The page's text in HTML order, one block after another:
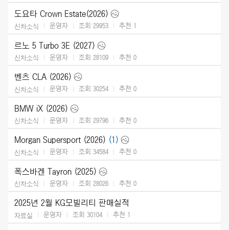
도요타 Crown Estate(2026)
신차소식 운영자 조회 29953 추천 1
르노 5 Turbo 3E (2027)
신차소식 운영자 조회 28109 추천 0
벤츠 CLA (2026)
신차소식 운영자 조회 30254 추천 0
BMW iX (2026)
신차소식 운영자 조회 29796 추천 0
Morgan Supersport (2026) (1)
신차소식 운영자 조회 34584 추천 0
폭스바겐 Tayron (2025)
신차소식 운영자 조회 28026 추천 0
2025년 2월 KG모빌리티 판매실적
자료실 운영자 조회 30104 추천 1